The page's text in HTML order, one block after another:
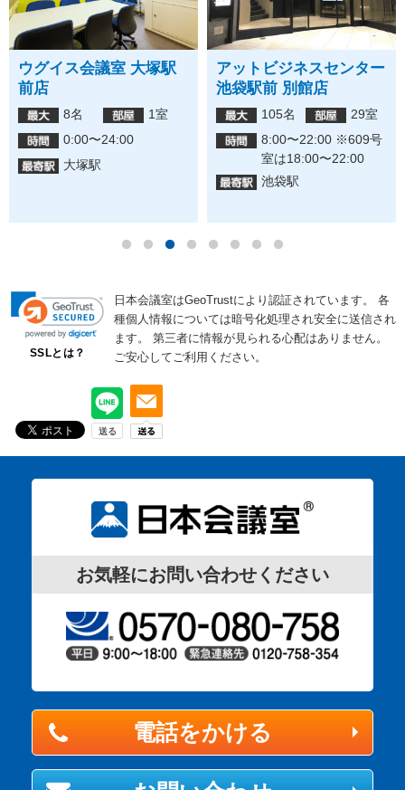
ウグイス会議室 大塚駅
前店
8名
1室
0:00〜24:00
大塚駅
アットビジネスセンター
池袋駅前 別館店
105名
29室
8:00〜22:00 ※609号
室は18:00〜22:00
池袋駅
SSLとは？
日本会議室はGeoTrustにより認証されています。
各
種個人情報については暗号化処理され安全に送信され
ます。
第三者に情報が見られる心配はありません。
ご安心してご利用ください。
お気軽にお問い合わせください
電話をかける